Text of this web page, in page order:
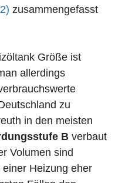
zusammengefasst
Größe ist
allerdings
zu
in den meisten
B verbaut
Volumen sind
Heizung eher